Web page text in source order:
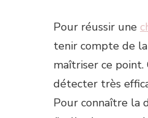
Pour réussir une
tenir compte de
maîtriser ce point.
détecter très
Pour connaître la